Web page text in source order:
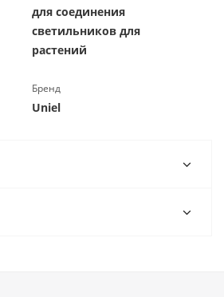
для соединения
светильников для
растений
Бренд
Uniel